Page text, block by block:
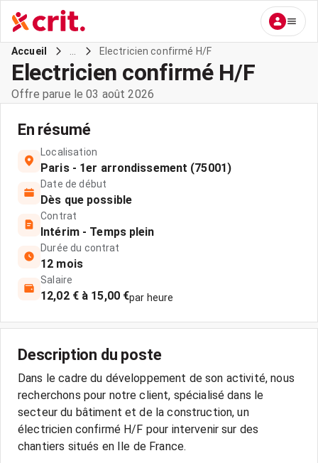
Accueil Electricien confirmé H/F
Electricien confirmé H/F
Offre parue le 03 août 2026
En résumé
Localisation
Paris - 1er arrondissement (75001)
Date de début
Dès que possible
Contrat
Intérim - Temps plein
Durée du contrat
12 mois
Salaire
12,02 € à 15,00 €par heure
Description du poste
Dans le cadre du développement de son activité, nous
recherchons pour notre client, spécialisé dans le
secteur du bâtiment et de la construction, un
électricien confirmé H/F pour intervenir sur des
chantiers situés en Ile de France.